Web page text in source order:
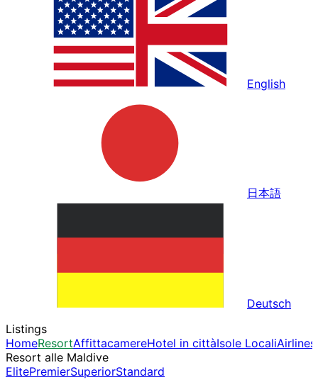
English
日本語
Deutsch
Listings
HomeResortAffittacamereHotel in cittàIsole LocaliAirlines
Resort alle Maldive
ElitePremierSuperiorStandard